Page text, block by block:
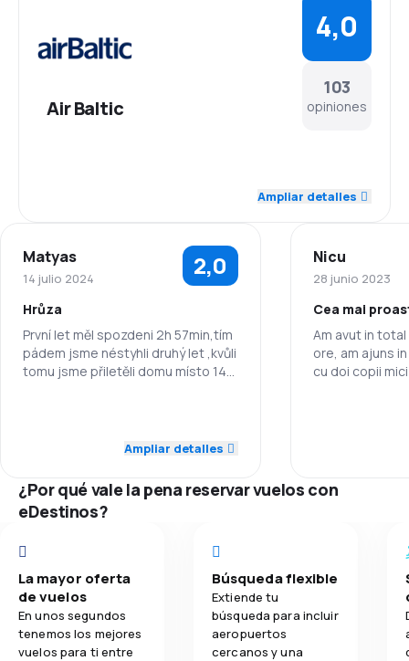
Air Baltic
103
opiniones
4,0
Red de conexiones
Precio del billete 3,8
Comodidad de viaje 3,9
Ampliar detalles
Matyas
14 julio 2024 2,0
Hrůza
První let měl spozdeni 2h 57min,tím
pádem jsme néstyhli druhý let ,kvůli
tomu jsme přiletěli domu místo 14h
1,0
Red de conexiones 1,0
3,0
Comodidad de viaje 3,0
Transporte de equipaje 3,0
Ampliar detalles
Nicu
28 junio 2023
Cea mai
Am avut in
ore, am ajuns
cu doi copii
Red de
Precio del
Comodidad
Transporte
¿Por qué vale la pena reservar vuelos con
eDestinos?
La mayor oferta
de vuelos
En unos segundos
tenemos los mejores
vuelos para ti entre
Búsqueda flexible
Extiende tu
búsqueda para incluir
aeropuertos
cercanos y una